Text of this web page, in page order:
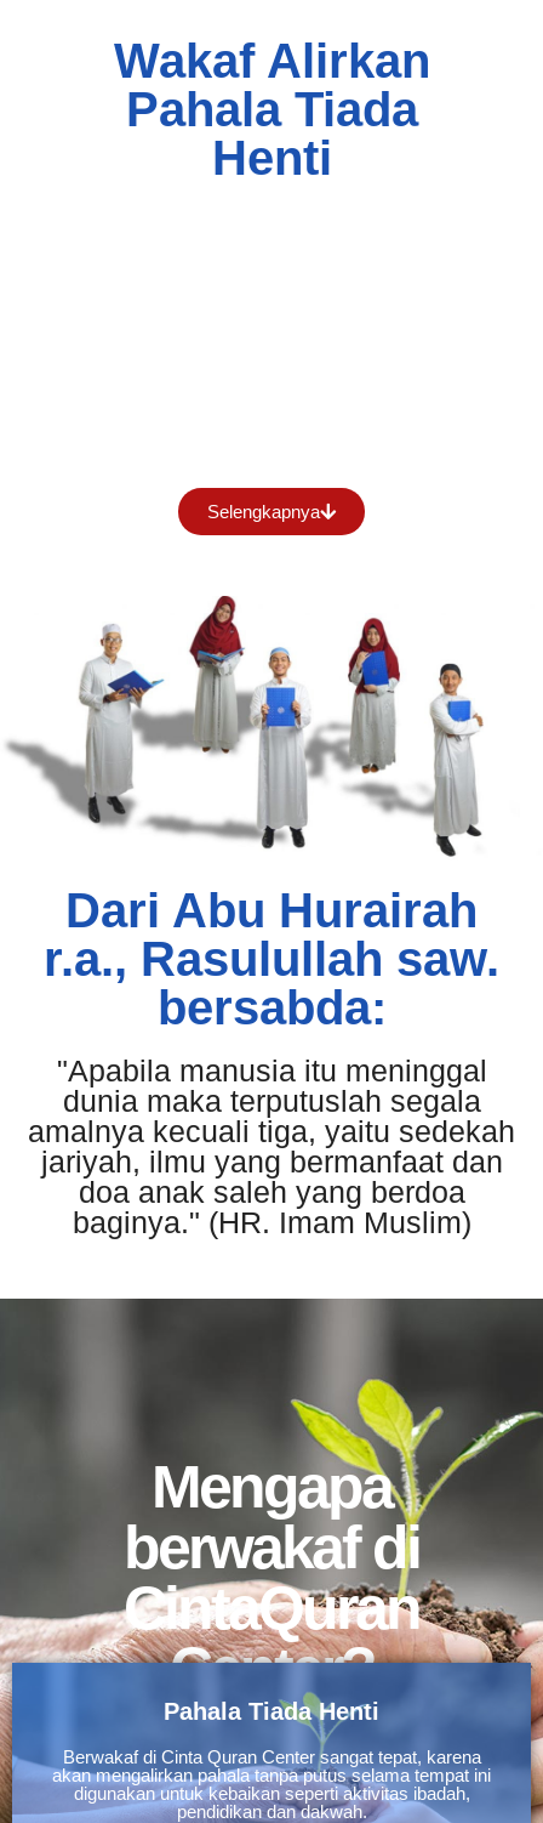
Wakaf Alirkan
Pahala Tiada
Henti
Selengkapnya
Dari Abu Hurairah
r.a., Rasulullah saw.
bersabda:
"Apabila manusia itu meninggal
dunia maka terputuslah segala
amalnya kecuali tiga, yaitu sedekah
jariyah, ilmu yang bermanfaat dan
doa anak saleh yang berdoa
baginya." (HR. Imam Muslim)
Mengapa
berwakaf di
CintaQuran
Center?
Pahala Tiada Henti
Berwakaf di Cinta Quran Center sangat tepat, karena
akan mengalirkan pahala tanpa putus selama tempat ini
digunakan untuk kebaikan seperti aktivitas ibadah,
pendidikan dan dakwah.